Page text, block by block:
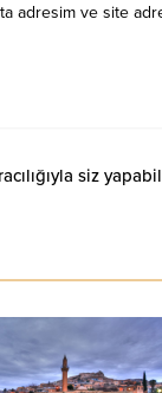
adresim ve site
siz